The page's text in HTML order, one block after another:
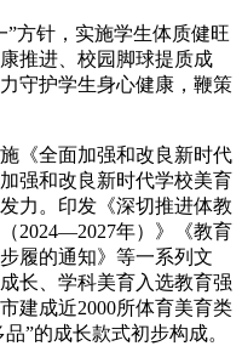
针，实施学生体质健旺
推进、校园脚球提质成
守护学生身心健康，鞭策
全面加强和改良新时代
强和改良新时代学校美育
力。印发《深切推进体教
2024—2027年）》《教育
履的通知》等一系列文
长、学科美育入选教育强
建成近2000所体育美育类
”的成长款式初步构成。